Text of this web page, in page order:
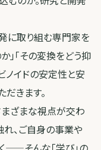
に取り組む専門家を
」「その変換をどう抑
ノイドの安定性と安
きます。
まざまな視点が交わ
、ご自身の事業や